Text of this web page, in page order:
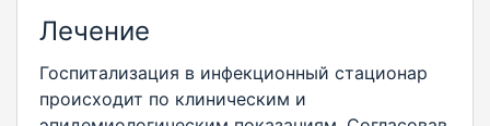
Лечение
Госпитализация в инфекционный стационар
происходит по клиническим и